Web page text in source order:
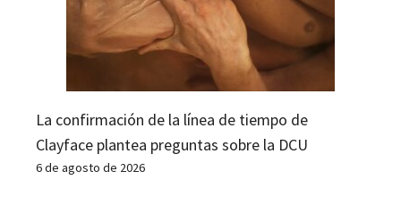
La confirmación de la línea de tiempo de
Clayface plantea preguntas sobre la DCU
6 de agosto de 2026